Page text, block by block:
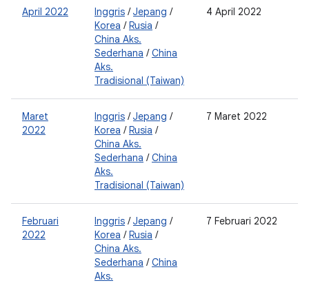
April 2022 Inggris /Jepang /
Korea /Rusia /
China Aks.
Sederhana /China
Aks.
Tradisional (Taiwan)
4 April 2022
Maret
2022
Inggris /Jepang /
Korea /Rusia /
China Aks.
Sederhana /China
Aks.
Tradisional (Taiwan)
7 Maret 2022
Februari
2022
Inggris /Jepang /
Korea /Rusia /
China Aks.
Sederhana /China
Aks.
7 Februari 2022